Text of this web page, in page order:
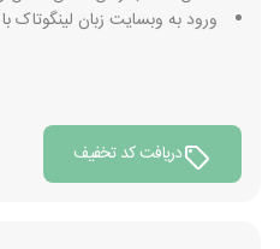
ورود به وبسایت زبان لینگوتاک
دریافت کد تخفیف